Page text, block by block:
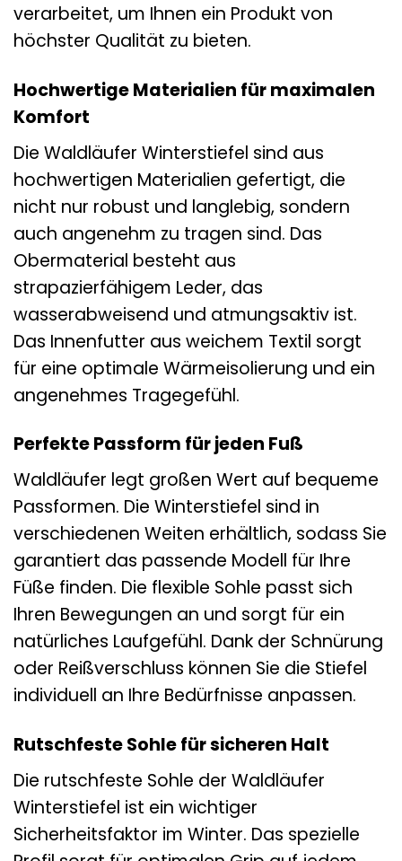
verarbeitet, um Ihnen ein Produkt von
höchster Qualität zu bieten.
Hochwertige Materialien für maximalen
Komfort
Die Waldläufer Winterstiefel sind aus
hochwertigen Materialien gefertigt, die
nicht nur robust und langlebig, sondern
auch angenehm zu tragen sind. Das
Obermaterial besteht aus
strapazierfähigem Leder, das
wasserabweisend und atmungsaktiv ist.
Das Innenfutter aus weichem Textil sorgt
für eine optimale Wärmeisolierung und ein
angenehmes Tragegefühl.
Perfekte Passform für jeden Fuß
Waldläufer legt großen Wert auf bequeme
Passformen. Die Winterstiefel sind in
verschiedenen Weiten erhältlich, sodass Sie
garantiert das passende Modell für Ihre
Füße finden. Die flexible Sohle passt sich
Ihren Bewegungen an und sorgt für ein
natürliches Laufgefühl. Dank der Schnürung
oder Reißverschluss können Sie die Stiefel
individuell an Ihre Bedürfnisse anpassen.
Rutschfeste Sohle für sicheren Halt
Die rutschfeste Sohle der Waldläufer
Winterstiefel ist ein wichtiger
Sicherheitsfaktor im Winter. Das spezielle